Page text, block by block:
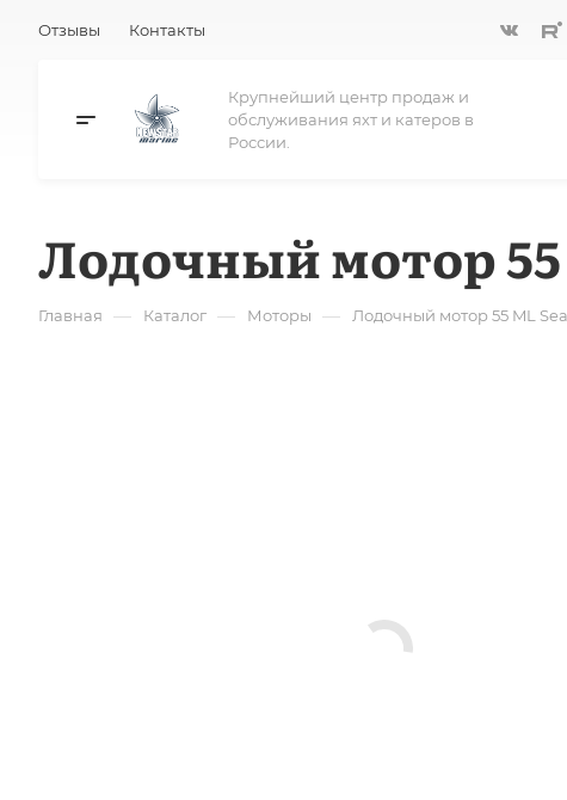
Отзывы Контакты
Крупнейший центр продаж и
обслуживания яхт и катеров в
России.
Лодочный мотор 55
Главная — Каталог — Моторы — Лодочный мотор 55 ML